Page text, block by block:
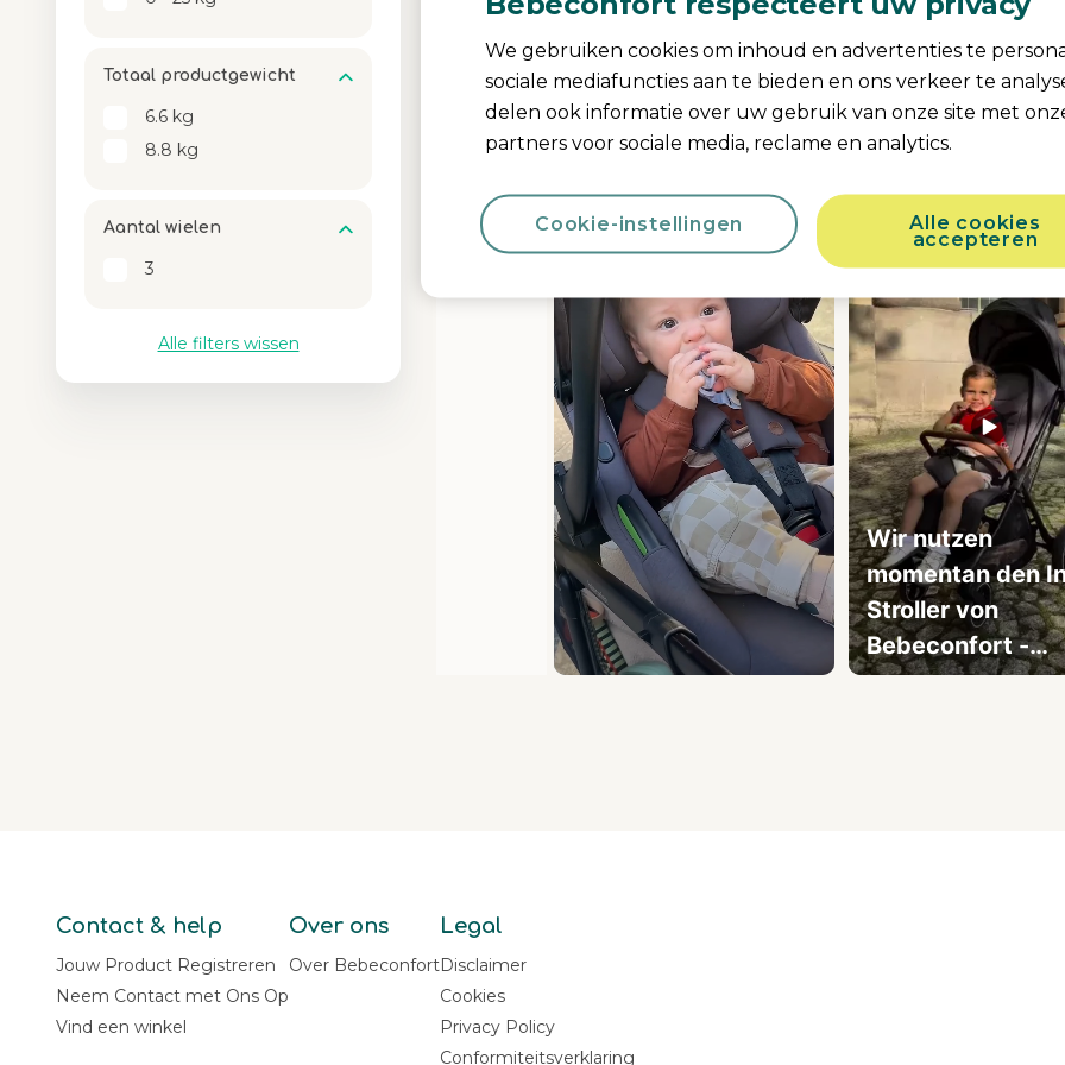
Upload Yours Here
Wir nutzen
momentan den
Stroller von
Bebeconfort -
praktisch ab der
Totaal productgewicht
6.6 kg
8.8 kg
Aantal wielen
3
Alle filters wissen
Contact & help
Jouw Product Registreren
Neem Contact met Ons Op
Vind een winkel
Over ons
Over Bebeconfort
Legal
Disclaimer
Cookies
Privacy Policy
Conformiteitsverklaring
We gebruiken cookies om inhoud en advertenties te
sociale mediafuncties aan te bieden en ons verkeer te
delen ook informatie over uw gebruik van onze site met
partners voor sociale media, reclame en analytics.
Alle cookies
accepteren
Cookie-instellingen